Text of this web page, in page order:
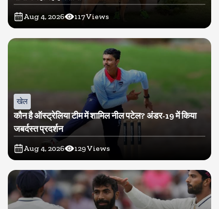
Aug 4, 2026 117Views
खेल
कौन है ऑस्ट्रेलिया टीम में शामिल नील पटेल? अंडर-19 में किया
जबर्दस्त प्रदर्शन
Aug 4, 2026 129Views